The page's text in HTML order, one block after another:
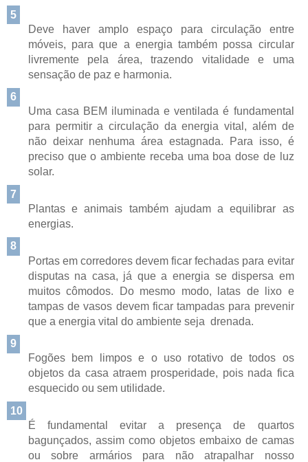
5
Deve haver amplo espaço para circulação entre
móveis, para que a energia também possa circular
livremente pela área, trazendo vitalidade e uma
sensação de paz e harmonia.
6
Uma casa BEM iluminada e ventilada é fundamental
para permitir a circulação da energia vital, além de
não deixar nenhuma área estagnada. Para isso, é
preciso que o ambiente receba uma boa dose de luz
solar.
7
Plantas e animais também ajudam a equilibrar as
energias.
8
Portas em corredores devem ficar fechadas para evitar
disputas na casa, já que a energia se dispersa em
muitos cômodos. Do mesmo modo, latas de lixo e
tampas de vasos devem ficar tampadas para prevenir
que a energia vital do ambiente seja drenada.
9
Fogões bem limpos e o uso rotativo de todos os
objetos da casa atraem prosperidade, pois nada fica
esquecido ou sem utilidade.
10
É fundamental evitar a presença de quartos
bagunçados, assim como objetos embaixo de camas
ou sobre armários para não atrapalhar nosso